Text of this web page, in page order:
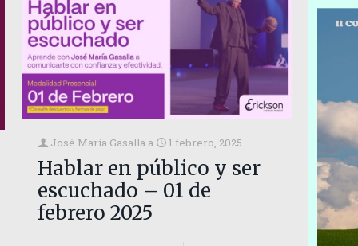
José María Gasalla a 1 febrero, 2025
Hablar en público y ser
escuchado – 01 de
febrero 2025